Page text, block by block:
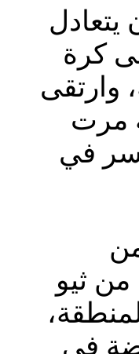
يتعادل
كرة
مرت
في
من ثيو
في